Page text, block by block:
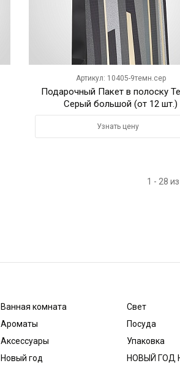
Артикул: 10405-9темн.сер
Подарочный Пакет в полоску
Серый большой (от 12 шт.)
Узнать цену
1 - 28
Ванная комната
Свет
Ароматы
Посуда
Аксессуары
Упаковка
Новый год НОВЫЙ ГОД